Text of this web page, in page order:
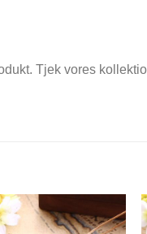
Tjek vores